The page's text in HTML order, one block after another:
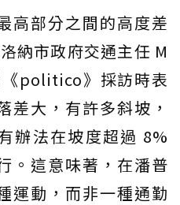
高部分之間的高度差
納市政府交通主任 M
politico》採訪時表
差大，有許多斜坡，
辦法在坡度超過 8%
。這意味著，在潘普
運動，而非一種通勤